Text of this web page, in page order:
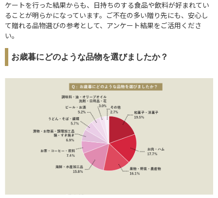
ケートを行った結果からも、日持ちのする食品や飲料が好まれてい
ることが明らかになっています。ご不在の多い贈り先にも、安心し
て贈れる品物選びの参考として、アンケート結果をご活用くださ
い。
お歳暮にどのような品物を選びましたか？